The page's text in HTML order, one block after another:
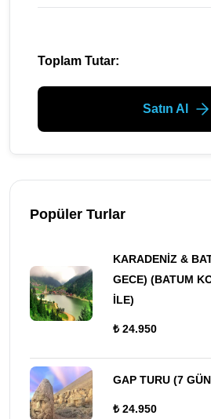
Toplam Tutar:
Satın Al
Popüler Turlar
KARADENİZ &
GECE) (BATUM
İLE)
₺ 24.950
GAP TURU (7
₺ 24.950